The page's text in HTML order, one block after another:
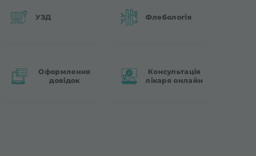
УЗД Флебологія
Оформлення
довідок
Консультація
лікаря онлайн